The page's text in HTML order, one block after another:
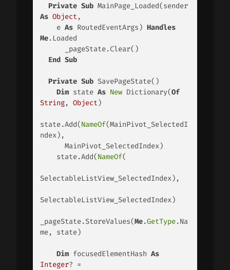
Private Sub
As Object ,
    e
As RoutedEventArgs) Handles
Me.Loaded
End Sub
Private Sub SavePageState()
Dim state As New Dictionary(Of
String, Object)
state.Add(NameOf(MainPivot_SelectedI
ndex),
    state.Add(
NameOf(
SelectableListView_SelectedIndex),
SelectableListView_SelectedIndex)
_pageState.StoreValues(Me.GetType.Na
me, state)
Dim focusedElementHash As
Integer? =